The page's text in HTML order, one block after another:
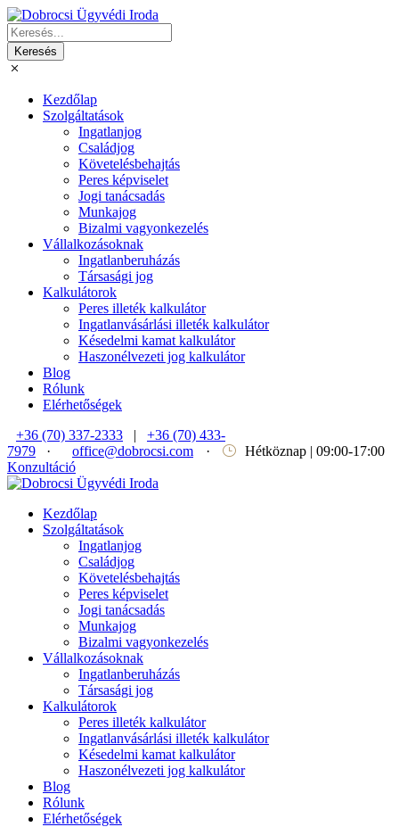
Kezdőlap
Szolgáltatások
Ingatlanjog
Családjog
Követelésbehajtás
Peres képviselet
Jogi tanácsadás
Munkajog
Bizalmi vagyonkezelés
Vállalkozásoknak
Ingatlanberuházás
Társasági jog
Kalkulátorok
Peres illeték kalkulátor
Ingatlanvásárlási illeték kalkulátor
Késedelmi kamat kalkulátor
Haszonélvezeti jog kalkulátor
Blog
Rólunk
Elérhetőségek
+36 (70) 337-2333
|
+36 (70) 433-
7979
· office@dobrocsi.com ·
Hétköznap | 09:00-17:00
Konzultáció
Kezdőlap
Szolgáltatások
Ingatlanjog
Családjog
Követelésbehajtás
Peres képviselet
Jogi tanácsadás
Munkajog
Bizalmi vagyonkezelés
Vállalkozásoknak
Ingatlanberuházás
Társasági jog
Kalkulátorok
Peres illeték kalkulátor
Ingatlanvásárlási illeték kalkulátor
Késedelmi kamat kalkulátor
Haszonélvezeti jog kalkulátor
Blog
Rólunk
Elérhetőségek